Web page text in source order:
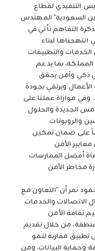
التنفيذي لقطاع
السعودية" المهندس
التفاهم تأتي في
انتهجناها لبناء
والتطبيقات
المملكة، بما يدعم
ذكي وآمن يحقق
ويرتقي بجودة
الحياة، وفق مستهدفات رؤية 2030. وفي موازاة عملنا على
الجديدة والحلول
والروبوتات
على ضمان تمكين
الأمن
أفضل الممارسات
مخاطر الأمن
نمر أن "التعاون مع
الاتصالات والخدمات
ثقافة الأمن
من خلال تقديم
مقاربة لنمو
وحماية البيانات. ومن